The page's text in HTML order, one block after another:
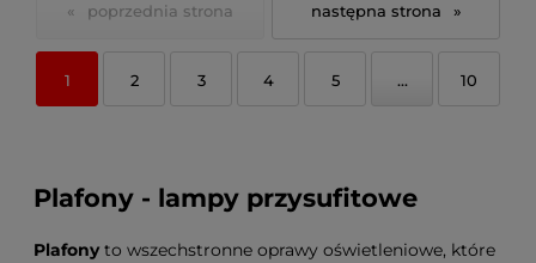
«
1 2 3 4 5 ... 10
»
Plafony - lampy przysufitowe
Plafonyto wszechstronne oprawy oświetleniowe, które